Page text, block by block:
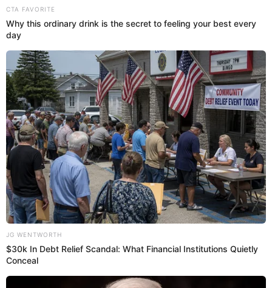
El actorJesús Neyra
convirtió en el primer sentenciado.
21:43 22/6/2023
Primer salvado de la noche:
Mónica Torres